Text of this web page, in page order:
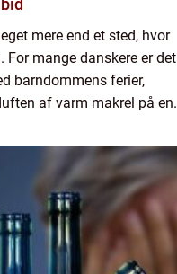
mere end et sted, hvor
For mange danskere er det
barndommens ferier,
af varm makrel på en